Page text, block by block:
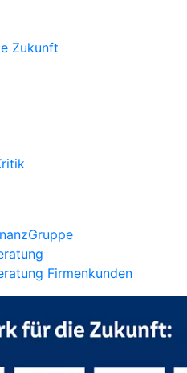
Zukunft
Firmenkunden